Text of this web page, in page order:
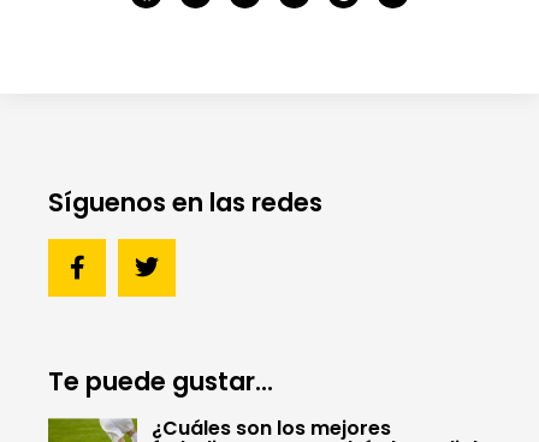
Síguenos en las redes
Te puede gustar...
¿Cuáles son los mejores